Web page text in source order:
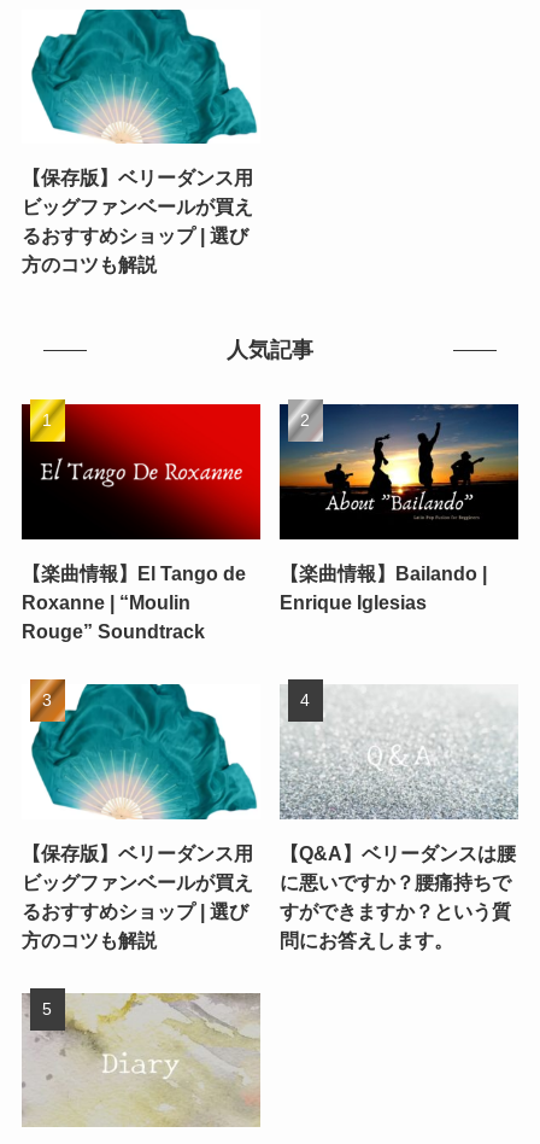
【保存版】ベリーダンス用
ビッグファンベールが買え
るおすすめショップ | 選び
方のコツも解説
人気記事
【楽曲情報】El Tango de
Roxanne | “Moulin
Rouge” Soundtrack
【楽曲情報】Bailando |
Enrique Iglesias
【保存版】ベリーダンス用
ビッグファンベールが買え
るおすすめショップ | 選び
方のコツも解説
【Q&A】ベリーダンスは腰
に悪いですか？腰痛持ちで
すができますか？という質
問にお答えします。